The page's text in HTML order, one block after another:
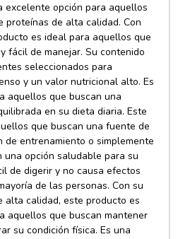
excelente opción para aquellos
proteínas de alta calidad. Con
es ideal para aquellos que
fácil de manejar. Su contenido
seleccionados para
y un valor nutricional alto. Es
aquellos que buscan una
en su dieta diaria. Este
que buscan una fuente de
de entrenamiento o simplemente
opción saludable para su
de digerir y no causa efectos
de las personas. Con su
alta calidad, este producto es
aquellos que buscan mantener
su condición física. Es una